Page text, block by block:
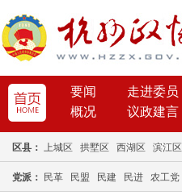
要闻 走进委员
概况
议政建言
区县： 上城区 拱墅区 西湖区 滨江区
党派： 民革 民盟 民建 民进 农工党